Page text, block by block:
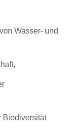
Wasser- und
Biodiversität